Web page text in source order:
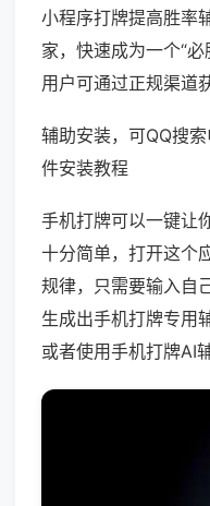
小程序打牌提高胜率
家，快速成为一个“
用户可通过正规渠道
辅助安装，可QQ搜
件安装教程
手机打牌可以一键让
十分简单，打开这个
规律，只需要输入自
生成出手机打牌专用
或者使用手机打牌AI